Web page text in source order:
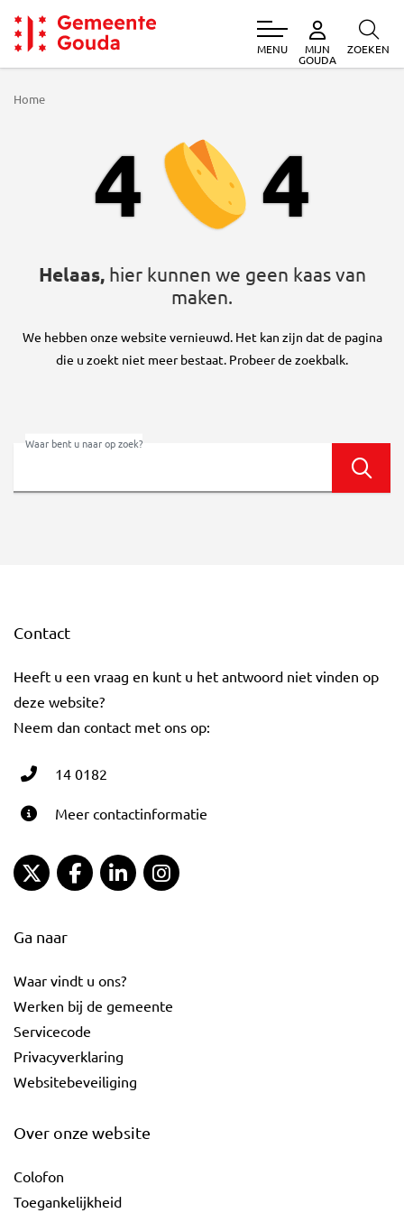
Gemeente Gouda
MENU MIJN
GOUDA
ZOEKEN
Home
4 4
Helaas,hier kunnen we geen kaas van
maken.
We hebben onze website vernieuwd. Het kan zijn dat de pagina
die u zoekt niet meer bestaat. Probeer de zoekbalk.
Waar bent u naar op zoek?
Contact
Heeft u een vraag en kunt u het antwoord niet vinden op
deze website?
Neem dan contact met ons op:
14 0182
Meer contactinformatie
Gemeente Gouda Twitter
Gemeente Gouda Facebook
Gemeente Gouda LinkedIn
Ga naar
Waar vindt u ons?
Werken bij de gemeente
Servicecode
Privacyverklaring
Websitebeveiliging
Over onze website
Colofon
Toegankelijkheid